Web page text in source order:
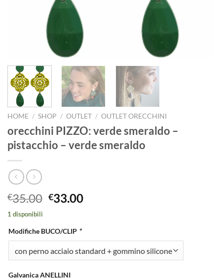
HOME / SHOP / OUTLET / OUTLET ORECCHINI
orecchini PIZZO: verde smeraldo –
pistacchio – verde smeraldo
€35.00 Il
era:
€35.00.
€33.00Il
€33.00.
1 disponibili
Modifiche BUCO/CLIP *
Galvanica ANELLINI